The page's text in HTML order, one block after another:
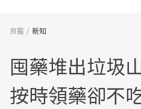
良醫 新知
囤藥堆出垃圾
按時領藥卻不